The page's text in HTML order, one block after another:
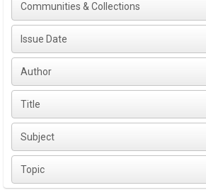
Communities & Collections
Issue Date
Author
Title
Subject
Topic